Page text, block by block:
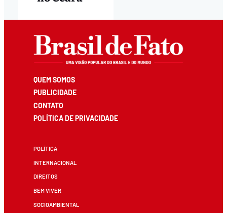
QUEM SOMOS
PUBLICIDADE
CONTATO
POLÍTICA DE PRIVACIDADE
POLÍTICA
INTERNACIONAL
DIREITOS
BEM VIVER
SOCIOAMBIENTAL